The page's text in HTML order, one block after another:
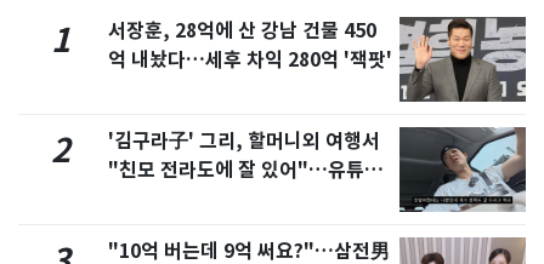
1
서장훈, 28억에 산 강남 건물 450
억 내놨다…세후 차익 280억 '잭팟'
2
'김구라子' 그리, 할머니외 여행서
"친모 전라도에 잘 있어"…유튜브
"10억 버는데 9억 써요?"…삼전男